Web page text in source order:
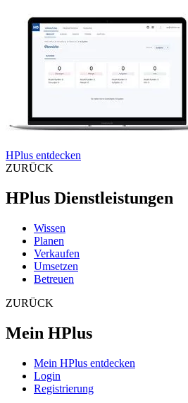
HPlus entdecken
ZURÜCK
HPlus Dienstleistungen
Wissen
Planen
Verkaufen
Umsetzen
Betreuen
ZURÜCK
Mein HPlus
Mein HPlus entdecken
Login
Registrierung